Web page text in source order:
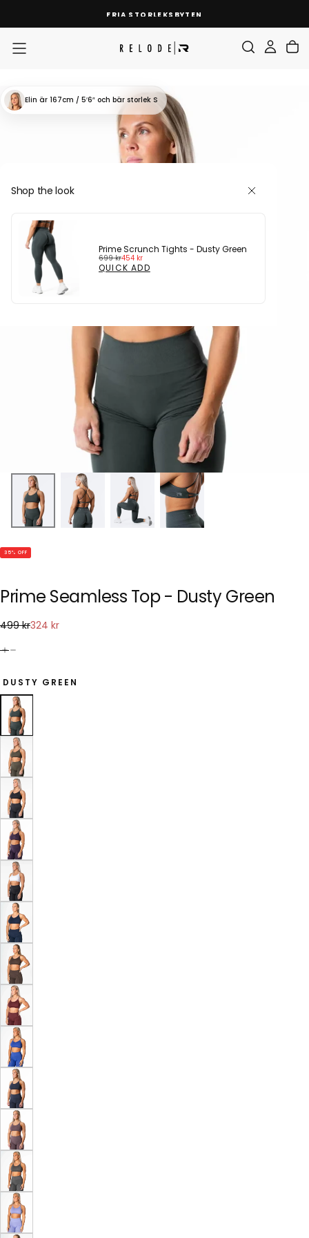
CONTENT
FRIA STORLEKSBYTEN
Elin är 167cm / 5′6″ och bär storlek S
Shop the look
Prime Scrunch Tights - Dusty Green
Regular
price
699 kr
Sale
price
454 kr
QUICK ADD
35% OFF
Prime Seamless Top - Dusty Green
324
Regular
499 krSale
324 kr
DUSTY GREEN